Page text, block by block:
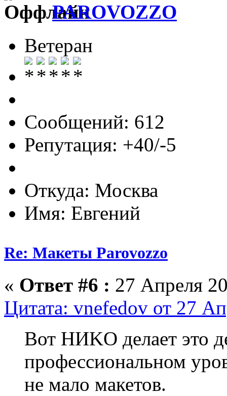
PAROVOZZO
Ветеран
Сообщений: 612
Репутация: +40/-5
Откуда: Москва
Имя: Евгений
Re: Макеты Parovozzo
« Ответ #6 : 27 Апреля
Цитата: vnefedov от 27
Вот НИKO делает это
профессиональном
не мало макетов.